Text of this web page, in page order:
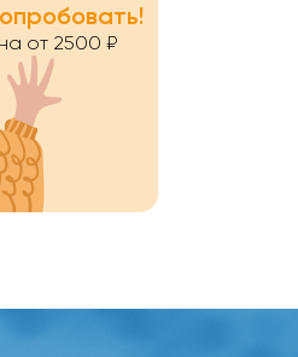
от 2500 ₽